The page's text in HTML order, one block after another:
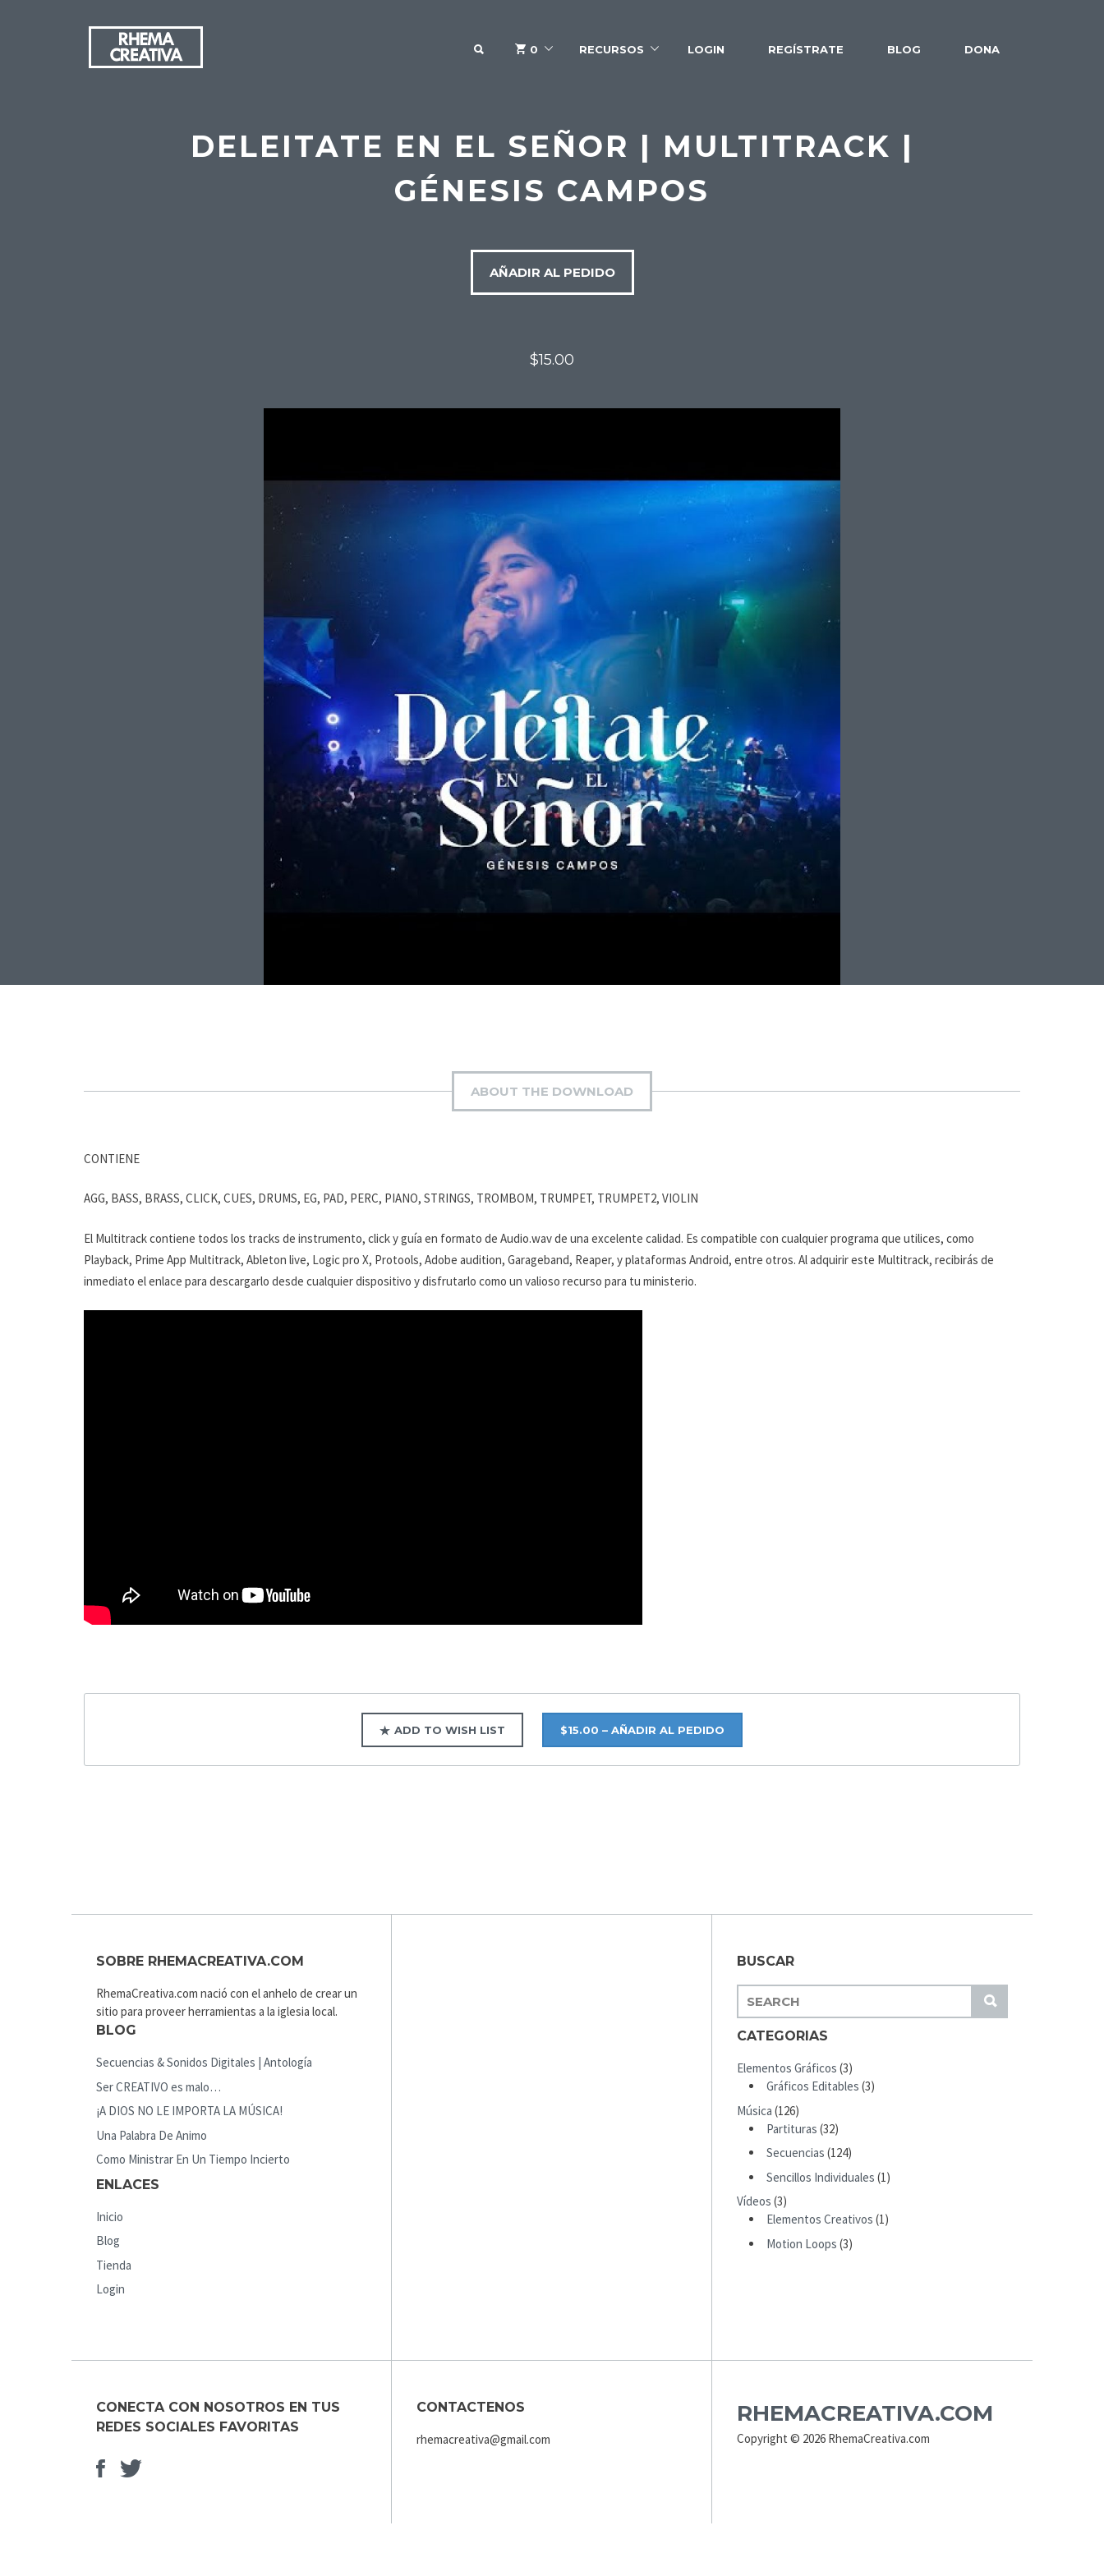
SEARCH0 RECURSOS LOGIN REGÍSTRATE BLOG DONA
DELEITATE EN EL SEÑOR | MULTITRACK |
GÉNESIS CAMPOS
AÑADIR AL PEDIDO
$15.00
ABOUT THE DOWNLOAD
CONTIENE
AGG, BASS, BRASS, CLICK, CUES, DRUMS, EG, PAD, PERC, PIANO, STRINGS, TROMBOM, TRUMPET, TRUMPET2, VIOLIN
El Multitrack contiene todos los tracks de instrumento, click y guía en formato de Audio.wav de una excelente calidad. Es compatible con cualquier programa que utilices, como
Playback, Prime App Multitrack, Ableton live, Logic pro X, Protools, Adobe audition, Garageband, Reaper, y plataformas Android, entre otros. Al adquirir este Multitrack, recibirás de
inmediato el enlace para descargarlo desde cualquier dispositivo y disfrutarlo como un valioso recurso para tu ministerio.
ADD TO WISH LIST $15.00 – AÑADIR AL PEDIDO
SOBRE RHEMACREATIVA.COM
RhemaCreativa.com nació con el anhelo de crear un
sitio para proveer herramientas a la iglesia local.
BLOG
Secuencias & Sonidos Digitales | Antología
Ser CREATIVO es malo…
¡A DIOS NO LE IMPORTA LA MÚSICA!
Una Palabra De Animo
Como Ministrar En Un Tiempo Incierto
ENLACES
Inicio
Blog
Tienda
Login
BUSCAR
S
U
E
A
C
F
CATEGORIAS
Elementos Gráficos (3)
Gráficos Editables (3)
Música (126)
Partituras (32)
Secuencias (124)
Sencillos Individuales (1)
Vídeos (3)
Elementos Creativos (1)
Motion Loops (3)
CONECTA CON NOSOTROS EN TUS
REDES SOCIALES FAVORITAS
Facebook
Elemento
CONTACTENOS
rhemacreativa@gmail.com
RHEMACREATIVA.COM
Copyright © 2026 RhemaCreativa.com